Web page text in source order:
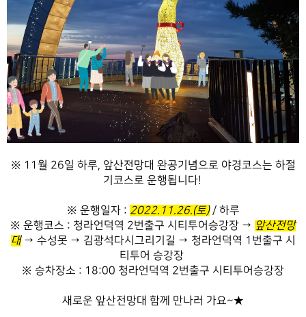
※ 11월 26일 하루, 앞산전망대 완공기념으로 야경코스는 하절
기코스로 운행됩니다!
※ 운행일자 : 2022.11.26.(토)/ 하루
※ 운행코스 : 청라언덕역 2번출구 시티투어승강장 → 앞산전망
대→ 수성못 → 김광석다시그리기길 → 청라언덕역 1번출구 시
티투어 승강장
※ 승차장소 : 18:00 청라언덕역 2번출구 시티투어승강장
새로운 앞산전망대 함께 만나러 가요~★